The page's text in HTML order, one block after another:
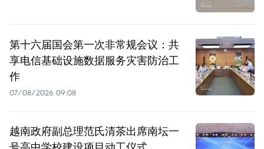
第十六届国会第一次非常规会议：共
享电信基础设施数据服务灾害防治工
作
07/08/2026 09:08
越南政府副总理范氏清茶出席南坛一